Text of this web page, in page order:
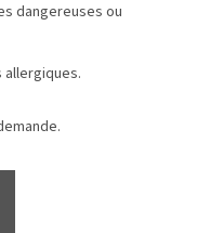
dangereuses ou
allergiques.